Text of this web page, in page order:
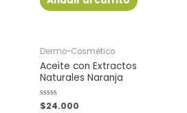
5
Dermo-Cosmético
Aceite con Extractos
Naturales Naranja
Valorado
$24.000